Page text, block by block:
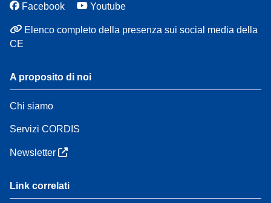
Facebook Youtube
Elenco completo della presenza sui social media della
CE
A proposito di noi
Chi siamo
Servizi CORDIS
Newsletter
Link correlati